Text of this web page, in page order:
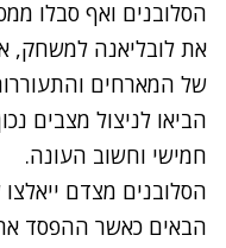
הסלובנים ואף סבלו
את לובליאנה למשחק,
של המארחים
הביאו לניצול מצבים
חמישי וחשוב העונה.
הסלובנים מצדם
הבאים כאשר ההפסד